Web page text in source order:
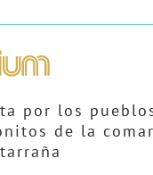
por los
de la